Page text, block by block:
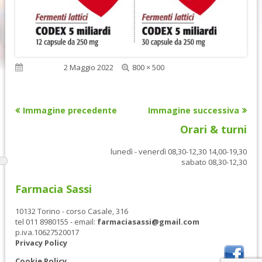
Pubblicato2 Maggio 2022
Dimensione
800 × 500
Immagine precedente Immagine successiva
Orari & turni
lunedì - venerdì 08,30-12,30 14,00-19,30
sabato 08,30-12,30
Farmacia Sassi
10132 Torino - corso Casale, 316
tel 011 8980155 - email: farmaciasassi@gmail.com
p.iva.10627520017
Privacy Policy